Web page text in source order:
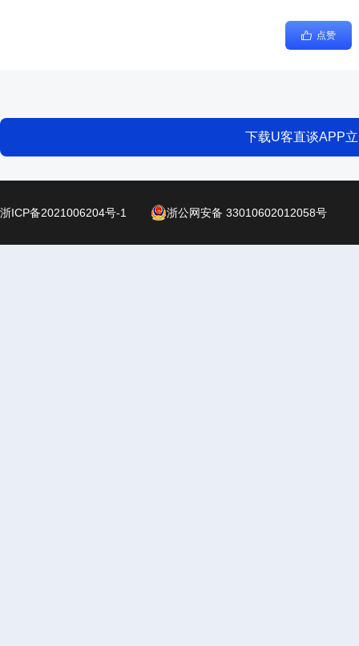
点赞
下载U客直谈APP
浙ICP备2021006204号-1 浙公网安备 33010602012058号